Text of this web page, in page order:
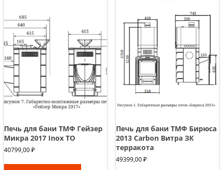
Печь для бани ТМФ Гейзер
Микра 2017 Inox ТО
40799,00₽
Печь для бани ТМФ Бирюса
2013 Carbon Витра ЗК
терракота
49399,00₽